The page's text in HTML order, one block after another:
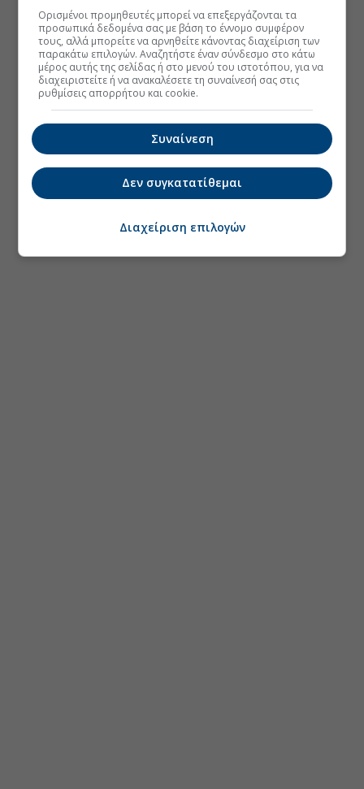
Ορισμένοι προμηθευτές μπορεί να επεξεργάζονται τα
προσωπικά δεδομένα σας με βάση το έννομο συμφέρον
τους, αλλά μπορείτε να αρνηθείτε κάνοντας διαχείριση των
παρακάτω επιλογών. Αναζητήστε έναν σύνδεσμο στο κάτω
μέρος αυτής της σελίδας ή στο μενού του ιστοτόπου, για να
διαχειριστείτε ή να ανακαλέσετε τη συναίνεσή σας στις
ρυθμίσεις απορρήτου και cookie.
Συναίνεση
Δεν συγκατατίθεμαι
Διαχείριση επιλογών